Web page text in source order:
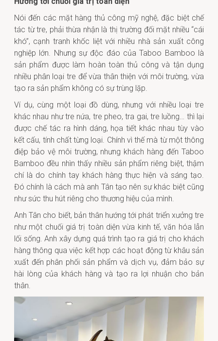
Nói đến các mặt hàng thủ công mỹ nghệ, đặc biệt chế
tác từ tre, phải thừa nhận là thị trường đối mặt nhiều “cái
khó”, cạnh tranh khốc liệt với nhiều nhà sản xuất công
nghiệp lớn. Nhưng sự độc đáo của Taboo Bamboo là
sản phẩm được làm hoàn toàn thủ công và tận dụng
nhiều phân loại tre để vừa thân thiện với môi trường, vừa
tạo ra sản phẩm không có sự trùng lặp.
Ví dụ, cùng một loại đồ dùng, nhưng với nhiều loại tre
khác nhau như tre nứa, tre pheo, tra gai, tre luồng… thì lại
được chế tác ra hình dáng, họa tiết khác nhau tùy vào
kết cấu, tính chất từng loại. Chính vì thế mà từ một thông
điệp bảo vệ môi trường, nhưng khách hàng đến Taboo
Bamboo đều nhìn thấy nhiều sản phẩm riêng biệt, thậm
chí là do chính tay khách hàng thực hiện và sáng tạo.
Đó chính là cách mà anh Tân tạo nên sự khác biệt cũng
như sức thu hút riêng cho thương hiệu của mình.
Anh Tân cho biết, bản thân hướng tới phát triển xưởng tre
như một chuối giá trị toàn diện vừa kinh tế, văn hóa lẫn
lối sống. Anh xây dựng quá trình tạo ra giá trị cho khách
hàng thông qua việc kết hợp các hoạt động từ khâu sản
xuất đến phân phối sản phẩm và dịch vụ, đảm bảo sự
hài lòng của khách hàng và tạo ra lợi nhuận cho bản
thân.